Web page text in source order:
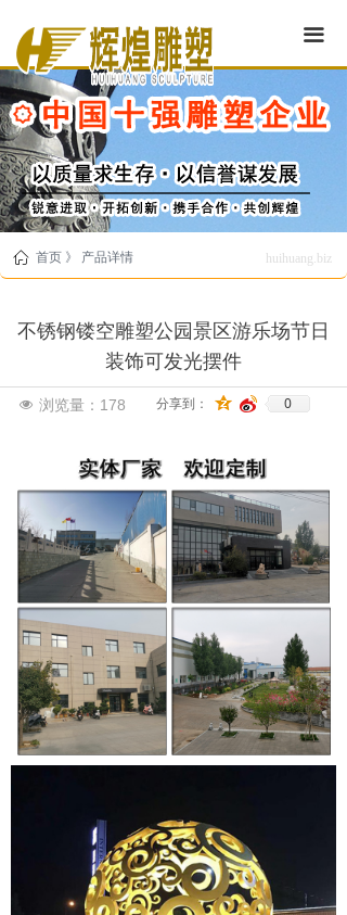
끀
分享到： 0
不锈钢镂空雕塑公园景区游乐场节日
装饰可发光摆件
넶 浏览量： 178
ꀇ huihuang.biz
首页 》 产品详情